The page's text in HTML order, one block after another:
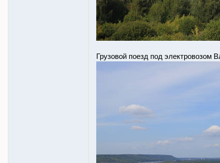
Грузовой поезд под электровозом